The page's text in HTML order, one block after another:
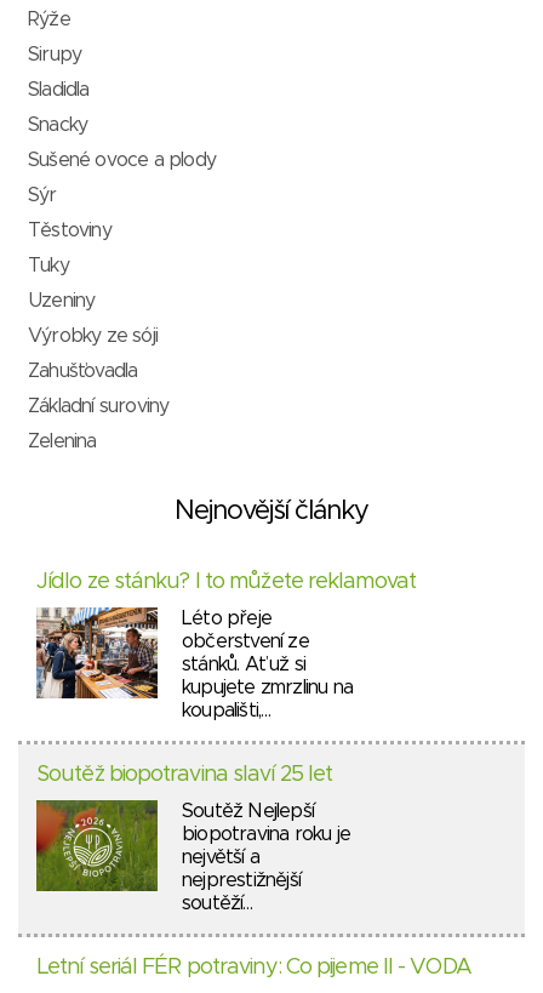
Rýže
Sirupy
Sladidla
Snacky
Sušené ovoce a plody
Sýr
Těstoviny
Tuky
Uzeniny
Výrobky ze sóji
Zahušťovadla
Základní suroviny
Zelenina
Nejnovější články
Jídlo ze stánku? I to můžete reklamovat
Léto přeje
občerstvení ze
stánků. Ať už si
kupujete zmrzlinu na
koupališti,…
Soutěž biopotravina slaví 25 let
Soutěž Nejlepší
biopotravina roku je
největší a
nejprestižnější
soutěží…
Letní seriál FÉR potraviny: Co pijeme II - VODA